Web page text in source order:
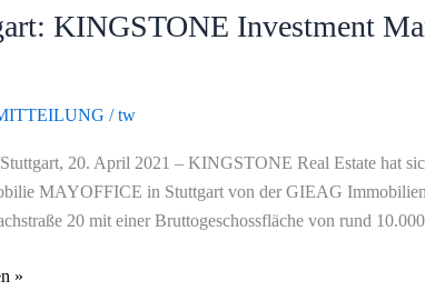
KINGSTONE Investment
/tw
20. April 2021 – KINGSTONE Real Estate hat
MAYOFFICE in Stuttgart von der GIEAG
20 mit einer Bruttogeschossfläche von rund
»